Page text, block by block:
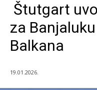
Štutgart
za
Balkana
19.01.2026.